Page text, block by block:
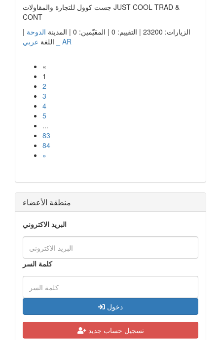
جست كوول للتجارة والمقاولات JUST COOL TRAD &
CONT
الزيارات: 23200 | التقييم: 0 | المقيّمين: 0 | المدينة
الدوحة |
اللغة عربي _ AR
«
1
2
3
4
5
...
83
84
»
منطقة الأعضاء
البريد الاكتروني
كلمة السر
دخول
تسجيل حساب جديد